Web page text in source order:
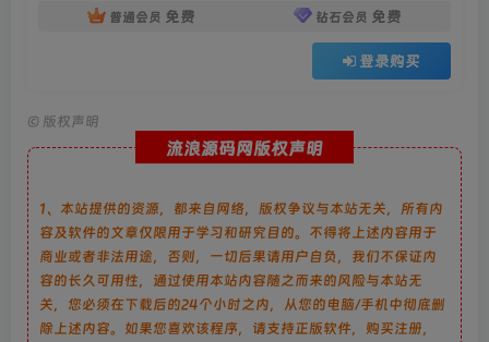
普通会员 免费 钻石会员 免费
登录购买
© 版权声明
流浪源码网版权声明
1、本站提供的资源，都来自网络，版权争议与本站无关，所有内
容及软件的文章仅限用于学习和研究目的。不得将上述内容用于
商业或者非法用途，否则，一切后果请用户自负，我们不保证内
容的长久可用性，通过使用本站内容随之而来的风险与本站无
关，您必须在下载后的24个小时之内，从您的电脑/手机中彻底删
除上述内容。如果您喜欢该程序，请支持正版软件，购买注册，